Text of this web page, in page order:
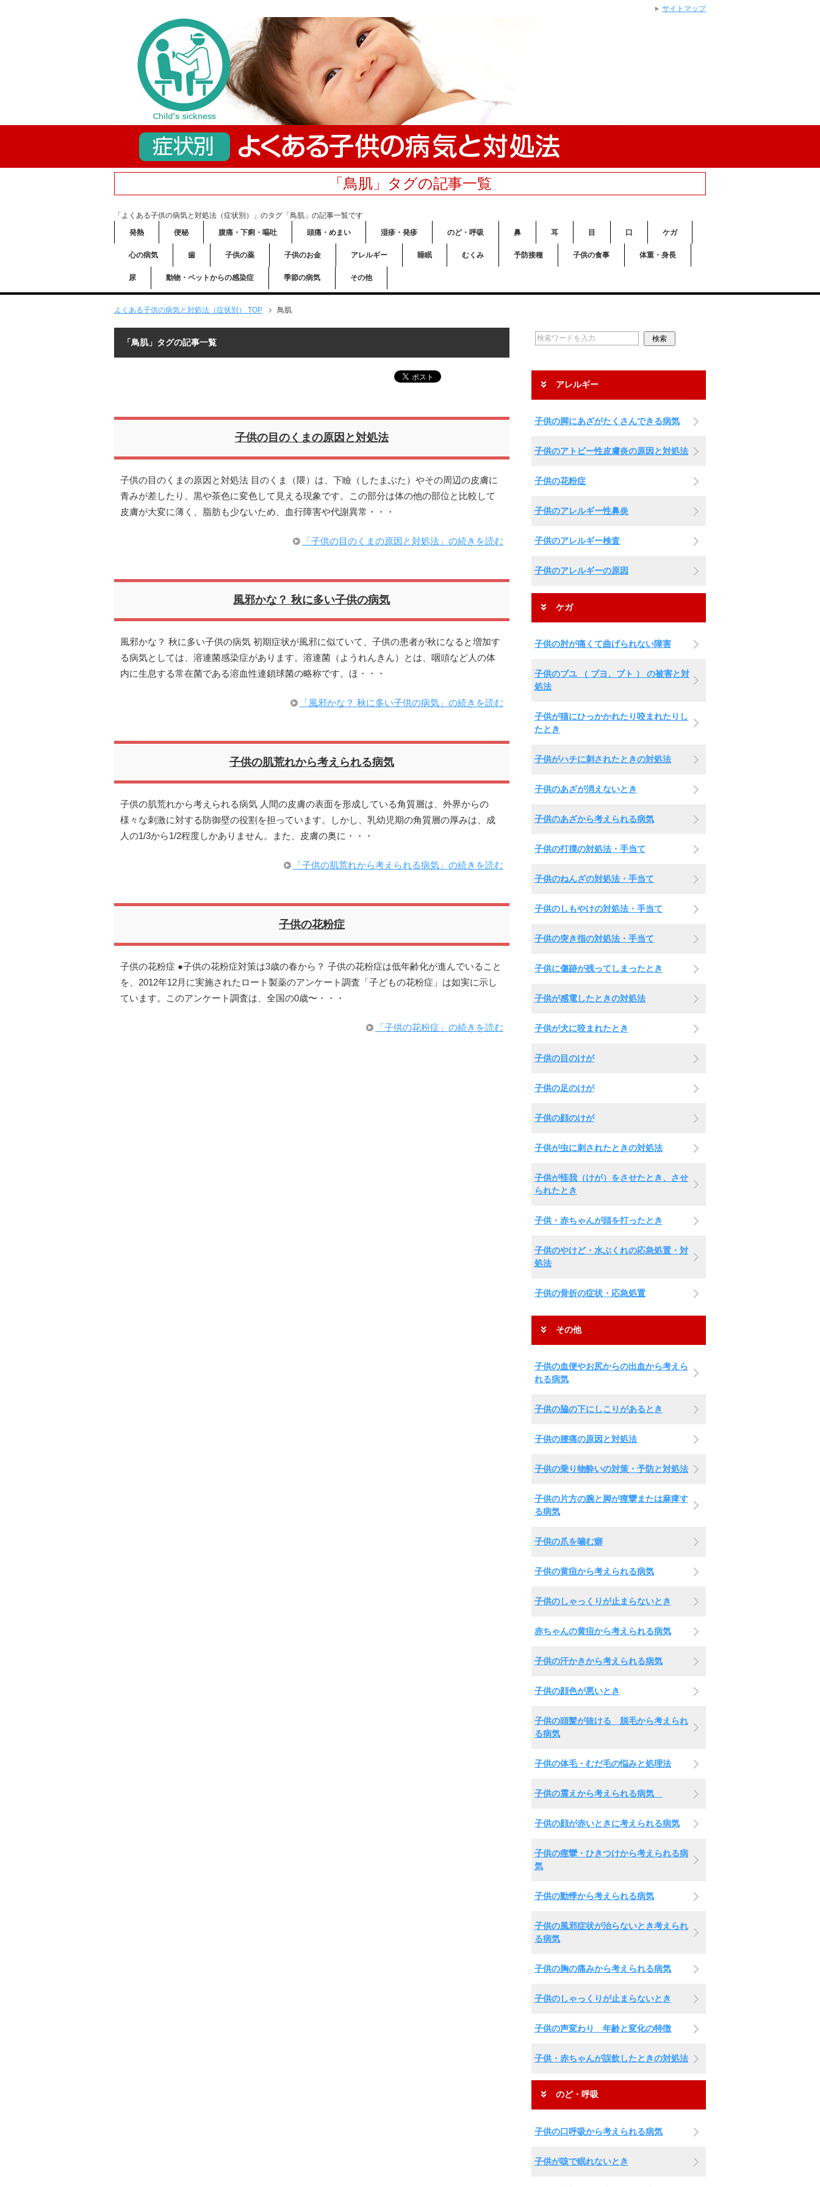
「鳥肌」タグの記事一覧
「よくある子供の病気と対処法（症状別）」のタグ「鳥肌」の記事一覧です
発熱
便秘 腹痛・下痢・嘔吐 頭痛・めまい 湿疹・発疹 のど・呼吸 鼻 耳 目 口 ケガ
心の病気 歯 子供の薬 子供のお金 アレルギー 睡眠 むくみ 予防接種 子供の食事 体重・身長
尿 動物・ペットからの感染症 季節の病気 その他
よくある子供の病気と対処法（症状別） TOP 鳥肌
「鳥肌」タグの記事一覧
子供の目のくまの原因と対処法
子供の目のくまの原因と対処法 目のくま（隈）は、下瞼（したまぶた）やその周辺の皮膚に
青みが差したり、黒や茶色に変色して見える現象です。この部分は体の他の部位と比較して
皮膚が大変に薄く、脂肪も少ないため、血行障害や代謝異常・・・
「子供の目のくまの原因と対処法」の続きを読む
風邪かな？ 秋に多い子供の病気
風邪かな？ 秋に多い子供の病気 初期症状が風邪に似ていて、子供の患者が秋になると増加す
る病気としては、溶連菌感染症があります。溶連菌（ようれんきん）とは、咽頭など人の体
内に生息する常在菌である溶血性連鎖球菌の略称です。ほ・・・
「風邪かな？ 秋に多い子供の病気」の続きを読む
子供の肌荒れから考えられる病気
子供の肌荒れから考えられる病気 人間の皮膚の表面を形成している角質層は、外界からの
様々な刺激に対する防御壁の役割を担っています。しかし、乳幼児期の角質層の厚みは、成
人の1/3から1/2程度しかありません。また、皮膚の奥に・・・
「子供の肌荒れから考えられる病気」の続きを読む
子供の花粉症
子供の花粉症 ●子供の花粉症対策は3歳の春から？ 子供の花粉症は低年齢化が進んでいること
を、2012年12月に実施されたロート製薬のアンケート調査「子どもの花粉症」は如実に示し
ています。このアンケート調査は、全国の0歳〜・・・
「子供の花粉症」の続きを読む
アレルギー
子供の脚にあざがたくさんできる病気
子供のアトピー性皮膚炎の原因と対処法
子供の花粉症
子供のアレルギー性鼻炎
子供のアレルギー検査
子供のアレルギーの原因
ケガ
子供の肘が痛くて曲げられない障害
子供のブユ （ ブヨ、ブト ） の被害と対
処法
子供が猫にひっかかれたり咬まれたりし
たとき
子供がハチに刺されたときの対処法
子供のあざが消えないとき
子供のあざから考えられる病気
子供の打撲の対処法・手当て
子供のねんざの対処法・手当て
子供のしもやけの対処法・手当て
子供の突き指の対処法・手当て
子供に傷跡が残ってしまったとき
子供が感電したときの対処法
子供が犬に咬まれたとき
子供の目のけが
子供の足のけが
子供の顔のけが
子供が虫に刺されたときの対処法
子供が怪我（けが）をさせたとき、させ
られたとき
子供・赤ちゃんが頭を打ったとき
子供のやけど・水ぶくれの応急処置・対
処法
子供の骨折の症状・応急処置
その他
子供の血便やお尻からの出血から考えら
れる病気
子供の脇の下にしこりがあるとき
子供の腰痛の原因と対処法
子供の乗り物酔いの対策・予防と対処法
子供の片方の腕と脚が痙攣または麻痺す
る病気
子供の爪を噛む癖
子供の黄疸から考えられる病気
子供のしゃっくりが止まらないとき
赤ちゃんの黄疸から考えられる病気
子供の汗かきから考えられる病気
子供の顔色が悪いとき
子供の頭髪が抜ける 脱毛から考えられ
る病気
子供の体毛・むだ毛の悩みと処理法
子供の震えから考えられる病気
子供の顔が赤いときに考えられる病気
子供の痙攣・ひきつけから考えられる病
気
子供の動悸から考えられる病気
子供の風邪症状が治らないとき考えられ
る病気
子供の胸の痛みから考えられる病気
子供のしゃっくりが止まらないとき
子供の声変わり 年齢と変化の特徴
子供・赤ちゃんが誤飲したときの対処法
のど・呼吸
子供の口呼吸から考えられる病気
子供が咳で眠れないとき
サイトマップ